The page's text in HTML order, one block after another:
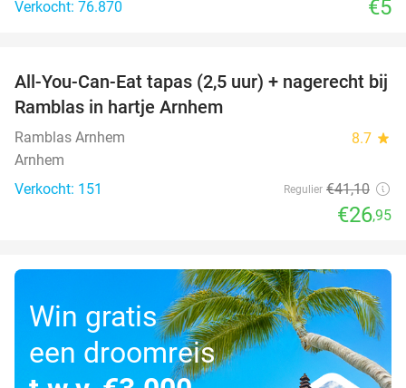
Verkocht: 76.870
€5
34%
All-You-Can-Eat tapas (2,5 uur) + nagerecht bij
Ramblas in hartje Arnhem
Ramblas Arnhem 8.7 star
Arnhem
Verkocht: 151
Regulier €41,10
€26,95
Win gratis
een droomreis